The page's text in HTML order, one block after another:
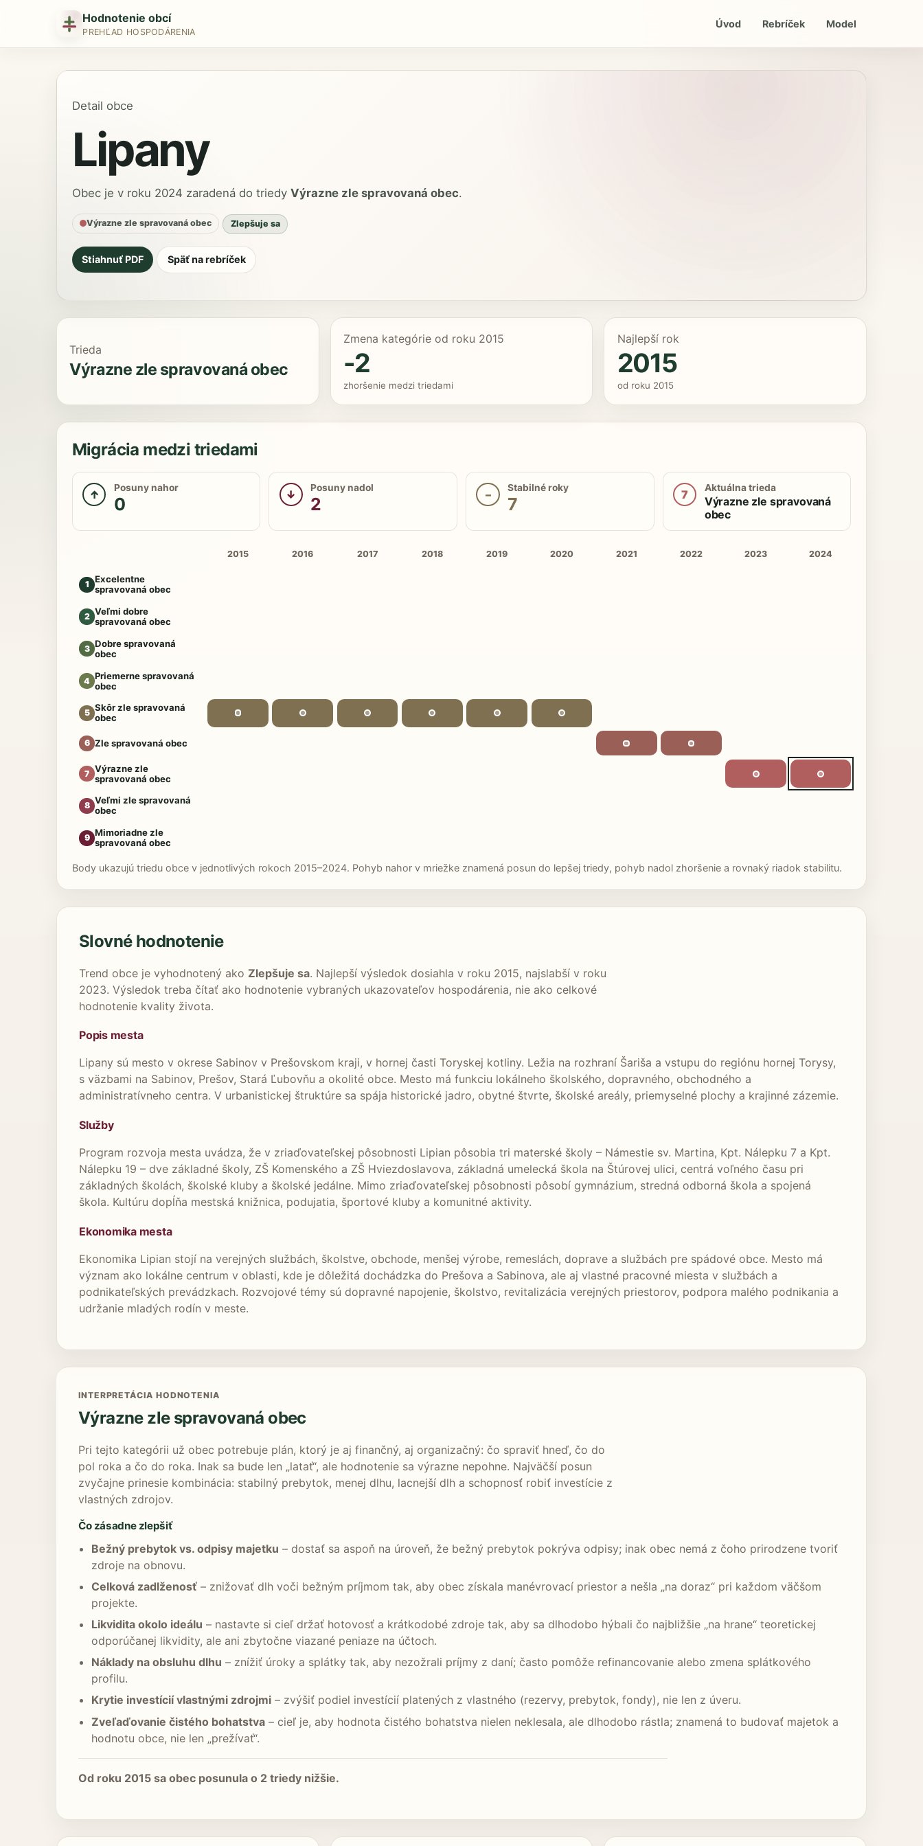
Hodnotenie obcí
PREHĽAD HOSPODÁRENIA
Úvod Rebríček Model
Detail obce
Lipany
Obec je v roku 2024 zaradená do triedy Výrazne zle spravovaná obec.
Výrazne zle spravovaná obec Zlepšuje sa
Stiahnuť PDF Späť na rebríček
Trieda
Výrazne zle spravovaná obec
Zmena kategórie od roku 2015
-2
zhoršenie medzi triedami
Najlepší rok
2015
od roku 2015
Migrácia medzi triedami
↑ Posuny nahor
0 ↓ Posuny nadol
2 – Stabilné roky
7 7 Aktuálna trieda
Výrazne zle spravovaná
obec
2015 2016 2017 2018 2019 2020 2021 2022 2023 2024
1
Excelentne
spravovaná obec
2 Veľmi dobre
spravovaná obec
3 Dobre spravovaná
obec
4 Priemerne spravovaná
obec
5 Skôr zle spravovaná
obec
6 Zle spravovaná obec
7 Výrazne zle
spravovaná obec
8 Veľmi zle spravovaná
obec
9 Mimoriadne zle
spravovaná obec
Body ukazujú triedu obce v jednotlivých rokoch 2015–2024. Pohyb nahor v mriežke znamená posun do lepšej triedy, pohyb nadol zhoršenie a rovnaký riadok stabilitu.
Slovné hodnotenie
Trend obce je vyhodnotený ako Zlepšuje sa. Najlepší výsledok dosiahla v roku 2015, najslabší v roku
2023. Výsledok treba čítať ako hodnotenie vybraných ukazovateľov hospodárenia, nie ako celkové
hodnotenie kvality života.
Popis mesta
Lipany sú mesto v okrese Sabinov v Prešovskom kraji, v hornej časti Toryskej kotliny. Ležia na rozhraní Šariša a vstupu do regiónu hornej Torysy,
s väzbami na Sabinov, Prešov, Stará Ľubovňu a okolité obce. Mesto má funkciu lokálneho školského, dopravného, obchodného a
administratívneho centra. V urbanistickej štruktúre sa spája historické jadro, obytné štvrte, školské areály, priemyselné plochy a krajinné zázemie.
Služby
Program rozvoja mesta uvádza, že v zriaďovateľskej pôsobnosti Lipian pôsobia tri materské školy – Námestie sv. Martina, Kpt. Nálepku 7 a Kpt.
Nálepku 19 – dve základné školy, ZŠ Komenského a ZŠ Hviezdoslavova, základná umelecká škola na Štúrovej ulici, centrá voľného času pri
základných školách, školské kluby a školské jedálne. Mimo zriaďovateľskej pôsobnosti pôsobí gymnázium, stredná odborná škola a spojená
škola. Kultúru dopĺňa mestská knižnica, podujatia, športové kluby a komunitné aktivity.
Ekonomika mesta
Ekonomika Lipian stojí na verejných službách, školstve, obchode, menšej výrobe, remeslách, doprave a službách pre spádové obce. Mesto má
význam ako lokálne centrum v oblasti, kde je dôležitá dochádzka do Prešova a Sabinova, ale aj vlastné pracovné miesta v službách a
podnikateľských prevádzkach. Rozvojové témy sú dopravné napojenie, školstvo, revitalizácia verejných priestorov, podpora malého podnikania a
udržanie mladých rodín v meste.
INTERPRETÁCIA HODNOTENIA
Výrazne zle spravovaná obec
Pri tejto kategórii už obec potrebuje plán, ktorý je aj finančný, aj organizačný: čo spraviť hneď, čo do
pol roka a čo do roka. Inak sa bude len „latať“, ale hodnotenie sa výrazne nepohne. Najväčší posun
zvyčajne prinesie kombinácia: stabilný prebytok, menej dlhu, lacnejší dlh a schopnosť robiť investície z
vlastných zdrojov.
Čo zásadne zlepšiť
Bežný prebytok vs. odpisy majetku – dostať sa aspoň na úroveň, že bežný prebytok pokrýva odpisy; inak obec nemá z čoho prirodzene tvoriť
zdroje na obnovu.
Celková zadlženosť – znižovať dlh voči bežným príjmom tak, aby obec získala manévrovací priestor a nešla „na doraz“ pri každom väčšom
projekte.
Likvidita okolo ideálu – nastavte si cieľ držať hotovosť a krátkodobé zdroje tak, aby sa dlhodobo hýbali čo najbližšie „na hrane“ teoretickej
odporúčanej likvidity, ale ani zbytočne viazané peniaze na účtoch.
Náklady na obsluhu dlhu – znížiť úroky a splátky tak, aby nezožrali príjmy z daní; často pomôže refinancovanie alebo zmena splátkového
profilu.
Krytie investícií vlastnými zdrojmi – zvýšiť podiel investícií platených z vlastného (rezervy, prebytok, fondy), nie len z úveru.
Zveľaďovanie čistého bohatstva – cieľ je, aby hodnota čistého bohatstva nielen neklesala, ale dlhodobo rástla; znamená to budovať majetok a
hodnotu obce, nie len „prežívať“.
Od roku 2015 sa obec posunula o 2 triedy nižšie.